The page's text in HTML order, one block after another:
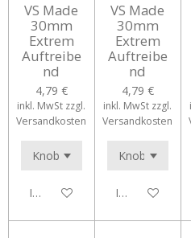
VS Made
30mm
Extrem
Auftreibe
nd
4,79 €
inkl. MwSt zzgl.
Versandkosten
In den Warenkorb
VS Made
30mm
Extrem
Auftreibe
nd
4,79 €
inkl. MwSt zzgl.
Versandkosten
In den